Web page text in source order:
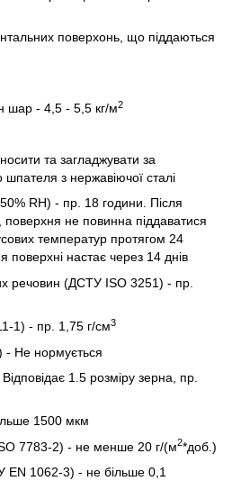
поверхонь, що піддаються
шар - 4,5 - 5,5 кг/м2
та загладжувати за
з нержавіючої сталі
RH) - пр. 18 години. Після
не повинна піддаватися
температур протягом 24
поверхні настає через 14 днів
речовин (ДСТУ ISO 3251) - пр.
1) - пр. 1,75 г/см3
Не нормується
1.5 розміру зерна, пр.
1500 мкм
7783-2) - не менше 20 г/(м2*доб.)
EN 1062-3) - не більше 0,1